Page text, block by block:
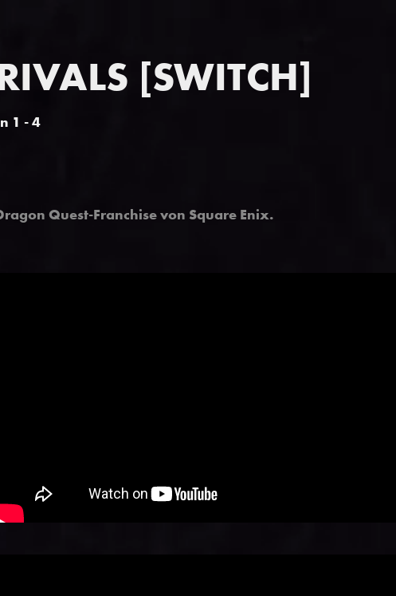
[SWITCH]
1 - 4
Quest-Franchise von Square Enix.